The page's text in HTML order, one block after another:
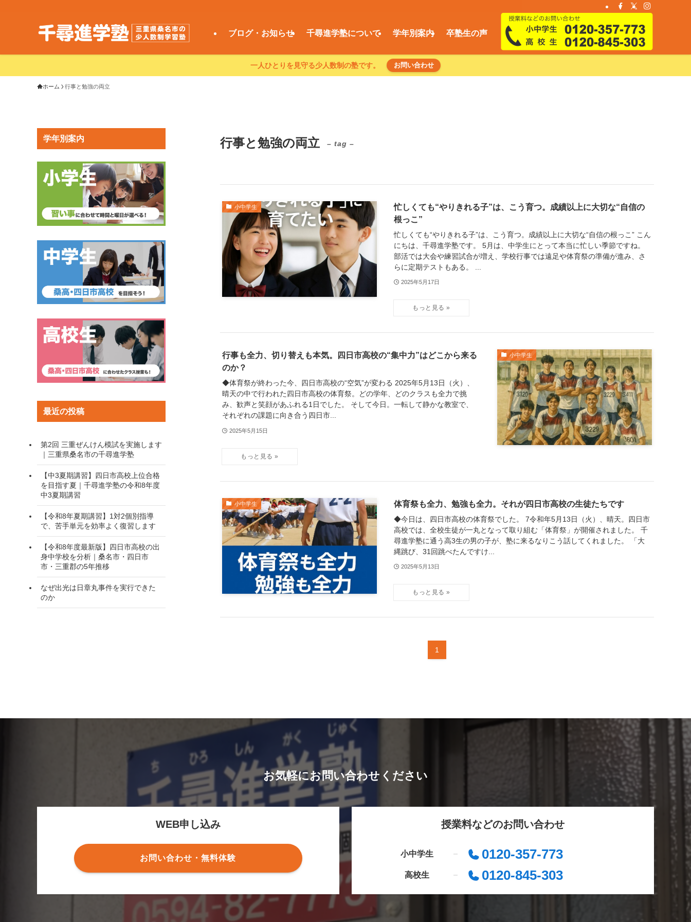
ブログ・お知らせ 千尋進学塾について 学年別案内 卒塾生の声
一人ひとりを見守る少人数制の塾です。 お問い合わせ
ホーム 行事と勉強の両立
行事と勉強の両立 – tag –
小中学生
忙しくても“やりきれる子”は、こう育つ。成績以上に大切な“自信の
根っこ”
忙しくても“やりきれる子”は、こう育つ。成績以上に大切な“自信の根っこ” こん
にちは、千尋進学塾です。 5月は、中学生にとって本当に忙しい季節ですね。
部活では大会や練習試合が増え、学校行事では遠足や体育祭の準備が進み、さ
らに定期テストもある。 ...
2025年5月17日
小中学生
行事も全力、切り替えも本気。四日市高校の“集中力”はどこから来る
のか？
◆体育祭が終わった今、四日市高校の“空気”が変わる 2025年5月13日（火）、
晴天の中で行われた四日市高校の体育祭。どの学年、どのクラスも全力で挑
み、歓声と笑顔があふれる1日でした。 そして今日。一転して静かな教室で、
それぞれの課題に向き合う四日市...
2025年5月15日
小中学生 体育祭も全力、勉強も全力。それが四日市高校の生徒たちです
◆今日は、四日市高校の体育祭でした。 7令和年5月13日（火）、晴天。四日市
高校では、全校生徒が一丸となって取り組む「体育祭」が開催されました。 千
尋進学塾に通う高3生の男の子が、塾に来るなりこう話してくれました。 「大
縄跳び、31回跳べたんですけ...
2025年5月13日
1
学年別案内
最近の投稿
第2回 三重ぜんけん模試を実施します
｜三重県桑名市の千尋進学塾
【中3夏期講習】四日市高校上位合格
を目指す夏｜千尋進学塾の令和8年度
中3夏期講習
【令和8年夏期講習】1対2個別指導
で、苦手単元を効率よく復習します
【令和8年度最新版】四日市高校の出
身中学校を分析｜桑名市・四日市
市・三重郡の5年推移
なぜ出光は日章丸事件を実行できた
のか
お気軽にお問い合わせください
WEB申し込み
お問い合わせ・無料体験
授業料などのお問い合わせ
小中学生 0120-357-773
高校生 0120-845-303